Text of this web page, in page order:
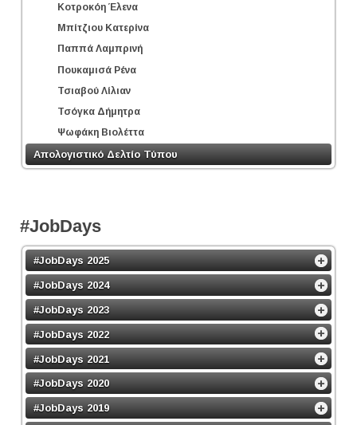
Κοτροκόη Έλενα
Μπίτζιου Κατερίνα
Παππά Λαμπρινή
Πουκαμισά Ρένα
Τσιαβού Λίλιαν
Τσόγκα Δήμητρα
Ψωφάκη Βιολέττα
Απολογιστικό Δελτίο Τύπου
#JobDays
#JobDays 2025
#JobDays 2024
#JobDays 2023
#JobDays 2022
#JobDays 2021
#JobDays 2020
#JobDays 2019